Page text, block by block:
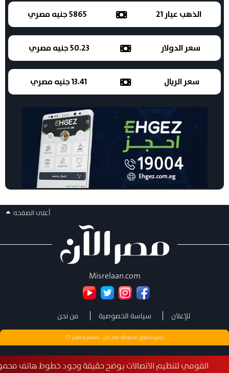
لتنظيم الاتصالات يوضح حقيقة وجود خطوط هاتف محمول
الذهب عيار 21 5865 جنيه مصري
سعر الدولار 50.23 جنيه مصري
سعر الريال 13.41 جنيه مصري
أعلى الصفحه
Misrelaan.com
للإعلان سياسة الخصوصية من نحن
جميع الحقوق محفوظة مصر الان - تصميم وتطويرST